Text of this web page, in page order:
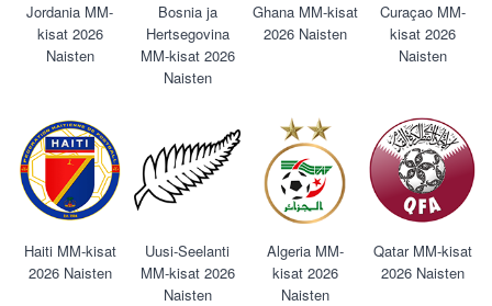
Jordania MM-
kisat 2026
Naisten
Bosnia ja
Hertsegovina
MM-kisat 2026
Naisten
Ghana MM-kisat
2026 Naisten
Curaçao MM-
kisat 2026
Naisten
Haiti MM-kisat
2026 Naisten
Uusi-Seelanti
MM-kisat 2026
Naisten
Algeria MM-
kisat 2026
Naisten
Qatar MM-kisat
2026 Naisten